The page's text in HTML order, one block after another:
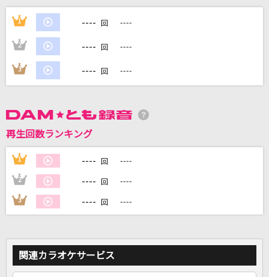
DAMに会員登録・ログインして
自宅でカラオケ歌い放題！
家族や友達と一緒に！練習にも！
1 ---- 回 ----
2 ---- 回 ----
3 ---- 回 ----
再生回数ランキング
1 ---- 回 ----
2 ---- 回 ----
3 ---- 回 ----
関連カラオケサービス